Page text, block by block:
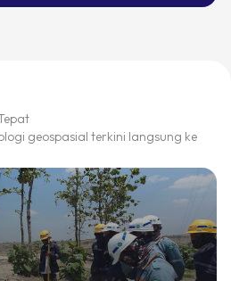
geospasial terkini langsung ke